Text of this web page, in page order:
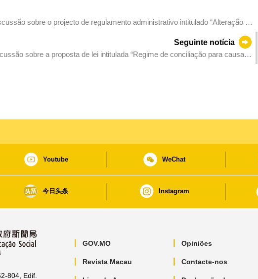
sobre o projecto de regulamento administrativo intitulado “Alteração ao
Seguinte notícia
sobre a proposta de lei intitulada “Regime de conciliação para causas
Youtube WeChat
今日头条 Instagram
804, Edif.
GOV.MO
Revista Macau
Opiniões
Contacte-nos